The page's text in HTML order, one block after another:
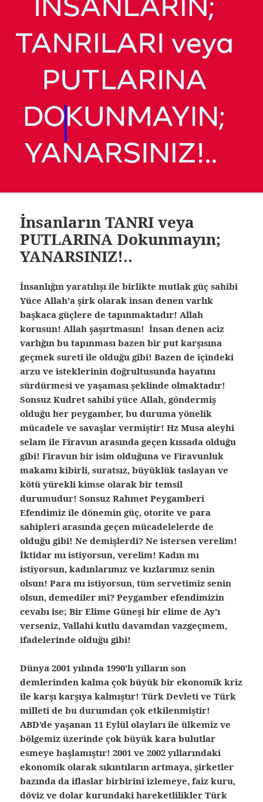
İnsanların TANRI veya
PUTLARINA Dokunmayın;
YANARSINIZ!..
İnsanlığın yaratılışı ile birlikte mutlak güç sahibi
Yüce Allah’a şirk olarak insan denen varlık
başkaca güçlere de tapınmaktadır! Allah
korusun! Allah şaşırtmasın! İnsan denen aciz
varlığın bu tapınması bazen bir put karşısına
geçmek sureti ile olduğu gibi! Bazen de içindeki
arzu ve isteklerinin doğrultusunda hayatını
sürdürmesi ve yaşaması şeklinde olmaktadır!
Sonsuz Kudret sahibi yüce Allah, göndermiş
olduğu her peygamber, bu duruma yönelik
mücadele ve savaşlar vermiştir! Hz Musa aleyhi
selam ile Firavun arasında geçen kıssada olduğu
gibi! Firavun bir isim olduğuna ve Firavunluk
makamı kibirli, suratsız, büyüklük taslayan ve
kötü yürekli kimse olarak bir temsil
durumudur! Sonsuz Rahmet Peygamberi
Efendimiz ile dönemin güç, otorite ve para
sahipleri arasında geçen mücadelelerde de
olduğu gibi! Ne demişlerdi? Ne istersen verelim!
İktidar mı istiyorsun, verelim! Kadın mı
istiyorsun, kadınlarımız ve kızlarımız senin
olsun! Para mı istiyorsun, tüm servetimiz senin
olsun, demediler mi? Peygamber efendimizin
cevabı ise; Bir Elime Güneşi bir elime de Ay’ı
verseniz, Vallahi kutlu davamdan vazgeçmem,
ifadelerinde olduğu gibi!
Dünya 2001 yılında 1990’lı yılların son
demlerinden kalma çok büyük bir ekonomik kriz
ile karşı karşıya kalmıştır! Türk Devleti ve Türk
milleti de bu durumdan çok etkilenmiştir!
ABD’de yaşanan 11 Eylül olayları ile ülkemiz ve
bölgemiz üzerinde çok büyük kara bulutlar
esmeye başlamıştır! 2001 ve 2002 yıllarındaki
ekonomik olarak sıkıntıların artmaya, şirketler
bazında da iflaslar birbirini izlemeye, faiz kuru,
döviz ve dolar kurundaki hareketlilikler Türk